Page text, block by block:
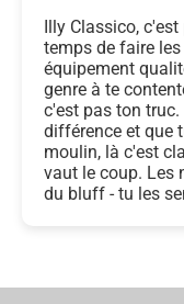
Illy Classico,
temps de faire
équipement
genre à te
c'est pas ton
différence et que
moulin, là c'est
vaut le coup. Les
du bluff - tu les